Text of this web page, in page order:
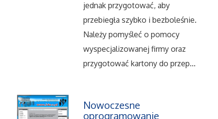
Sprzęt Medyczny
Oprogramowanie
Oprogramowanie
jednak przygotować, aby
przebiegła szybko i bezboleśnie.
Należy pomyśleć o pomocy
wyspecjalizowanej firmy oraz
przygotować kartony do przep...
Nowoczesne
oprogramowanie